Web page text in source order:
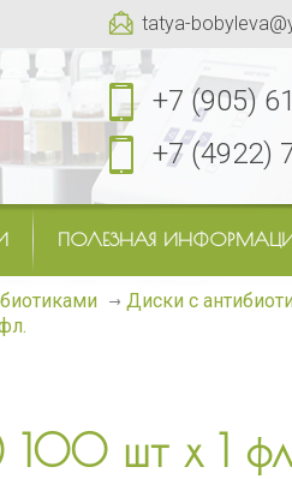
tatya-
+7 (905)
+7 (4922)
ПОЛЕЗНАЯ
Диски с
100 шт х 1